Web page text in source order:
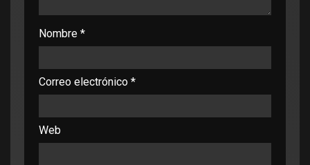
Nombre *
Correo electrónico *
Web